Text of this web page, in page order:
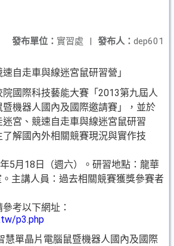
發布人： dep601
發布單位： 實習處 |
速自走車與線迷宮鼠研習營」
國際科技藝能大賽「2013第九屆人
機器人國內及國際邀請賽」，並於
宮、競速自走車與線迷宮鼠研習
解國內外相關競賽現況與實作技
5月18日（週六）。研習地點：龍華
主講人員：過去相關競賽獲獎參賽者
考以下網址：
p3.php
慧單晶片電腦鼠暨機器人國內及國際